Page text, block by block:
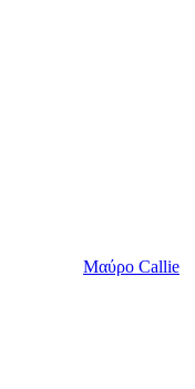
Μαύρο Callie